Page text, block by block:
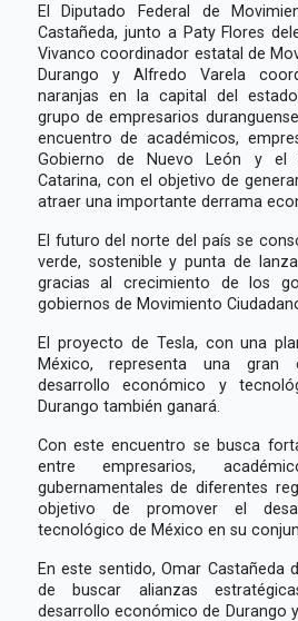
El Diputado Federal de
Castañeda, junto a Paty Flores
Vivanco coordinador estatal de
Durango y Alfredo Varela
naranjas en la capital del
grupo de empresarios
encuentro de académicos,
Gobierno de Nuevo León y el
Catarina, con el objetivo de
atraer una importante derrama
El futuro del norte del país se
verde, sostenible y punta de
gracias al crecimiento de los
gobiernos de Movimiento
El proyecto de Tesla, con una
México, representa una gran
desarrollo económico y
Durango también ganará.
Con este encuentro se busca
entre empresarios,
gubernamentales de diferentes
objetivo de promover el
tecnológico de México en su
En este sentido, Omar Castañeda
de buscar alianzas
desarrollo económico de Durango